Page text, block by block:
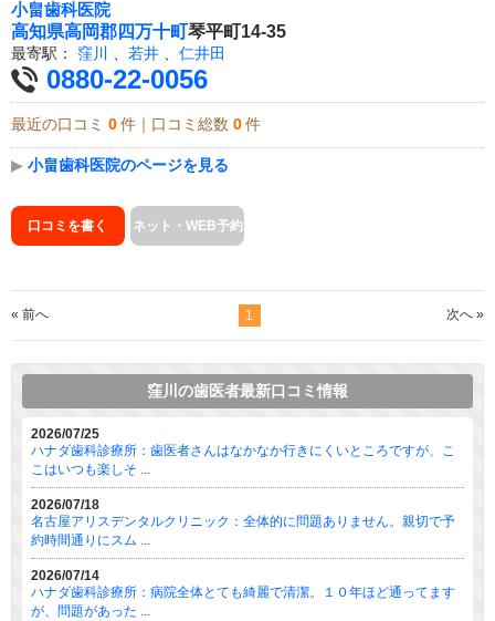
小畠歯科医院
高知県高岡郡四万十町琴平町14-35
最寄駅： 窪川 若井 仁井田
0880-22-0056
最近の口コミ 0 件｜口コミ総数 0 件
▶ 小畠歯科医院のページを見る
口コミを書く ネット・WEB予約
« 前へ 1 次へ »
窪川の歯医者最新口コミ情報
2026/07/25
ハナダ歯科診療所：歯医者さんはなかなか行きにくいところですが、こ
こはいつも楽しそ ...
2026/07/18
名古屋アリスデンタルクリニック：全体的に問題ありません。親切で予
約時間通りにスム ...
2026/07/14
ハナダ歯科診療所：病院全体とても綺麗で清潔。１０年ほど通ってます
が、問題があった ...